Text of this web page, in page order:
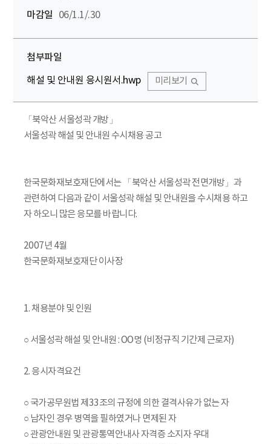
마감일
06/1.1/.30
첨부파일
해설 및 안내원 응시원서.hwp 미리보기
「북악산 서울성곽 개방」
서울성곽 해설 및 안내원 수시채용 공고
한국문화재보호재단에서는 「북악산 서울성곽 전면개방」과
관련하여 다음과 같이 서울성곽 해설 및 안내원을 수시채용 하고
자 하오니 많은 응모를 바랍니다.
2007년 4월
한국문화재보호재단 이사장
1. 채용분야 및 인원
○ 서울성곽 해설 및 안내원 : OO명 (비정규직 기간제 근로자)
2. 응시자격요건
○ 국가공무원법 제33조의 규정에 의한 결격사유가 없는 자
○ 남자인 경우 병역을 필하였거나 면제된 자
○ 관광안내원 및 관광통역안내사 자격증 소지자 우대